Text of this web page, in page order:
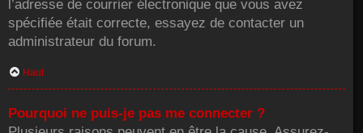
l’adresse de courrier électronique que vous avez
spécifiée était correcte, essayez de contacter un
administrateur du forum.
Haut
Pourquoi ne puis-je pas me connecter ?